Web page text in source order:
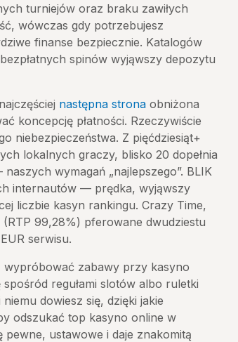
turniejów oraz braku zawiłych
wówczas gdy potrzebujesz
finanse bezpiecznie. Katalogów
spinów wyjąwszy depozytu
następna strona obniżona
koncepcję płatności. Rzeczywiście
niebezpieczeństwa. Z pięćdziesiąt+
lokalnych graczy, blisko 20 dopełnia
wymagań „najlepszego”. BLIK
internautów — prędka, wyjąwszy
liczbie kasyn rankingu. Crazy Time,
99,28%) pferowane dwudziestu
serwisu.
wypróbować zabawy przy kasyno
regułami slotów albo ruletki
dowiesz się, dzięki jakie
odszukać top kasyno online w
ustawowe i daje znakomitą